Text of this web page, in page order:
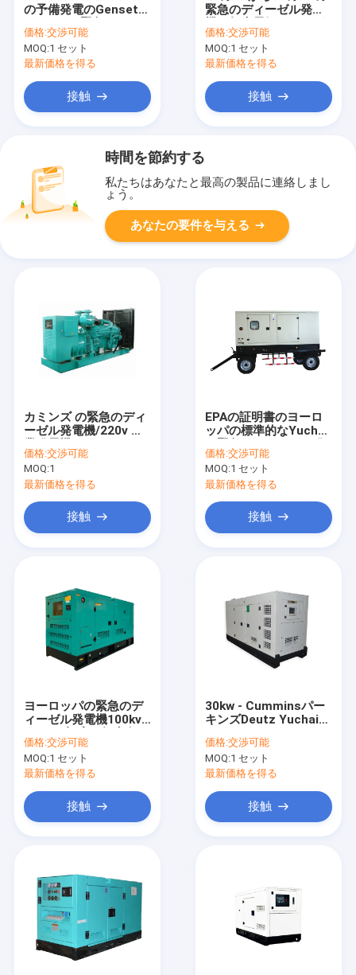
製品
ビデオ
わたしたち に つい て
の予備発電のGenset
ーゼル発電機
価格:交渉可能
MOQ:1 セット
最新価格を得る
接触
緊急のディーゼル発電
ル発電機セット
価格:交渉可能
MOQ:1 セット
最新価格を得る
接触
時間を節約する
私たちはあなたと最高の製品に連絡しまし
ょう。
あなたの要件を与える
カミンズ の緊急のディ
ーゼル発電機/220v 産
価格:交渉可能
MOQ:1
最新価格を得る
接触
EPAの証明書のヨーロ
ッパの標準的なYuchai
電機のトレーラーのタ
イプGenset
価格:交渉可能
MOQ:1 セット
最新価格を得る
接触
ヨーロッパの緊急のデ
ィーゼル発電機100kva
色のおおい
価格:交渉可能
MOQ:1 セット
最新価格を得る
接触
30kw - Cumminsパー
キンズDeutz Yuchai
200kw緊急のディーゼ
ル発電機
価格:交渉可能
MOQ:1 セット
最新価格を得る
接触